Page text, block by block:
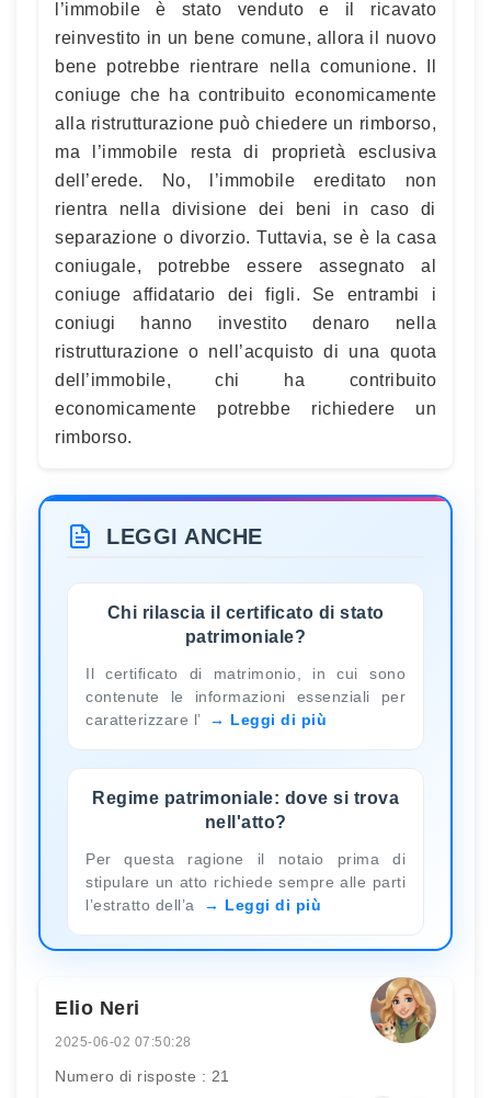
l’immobile è stato venduto e il ricavato
reinvestito in un bene comune, allora il nuovo
bene potrebbe rientrare nella comunione. Il
coniuge che ha contribuito economicamente
alla ristrutturazione può chiedere un rimborso,
ma l’immobile resta di proprietà esclusiva
dell’erede. No, l’immobile ereditato non
rientra nella divisione dei beni in caso di
separazione o divorzio. Tuttavia, se è la casa
coniugale, potrebbe essere assegnato al
coniuge affidatario dei figli. Se entrambi i
coniugi hanno investito denaro nella
ristrutturazione o nell’acquisto di una quota
dell’immobile, chi ha contribuito
economicamente potrebbe richiedere un
rimborso.
LEGGI ANCHE
Chi rilascia il certificato di stato
patrimoniale?
Il certificato di matrimonio, in cui sono
contenute le informazioni essenziali per
caratterizzare l’
Leggi di più
Regime patrimoniale: dove si trova
nell'atto?
Per questa ragione il notaio prima di
stipulare un atto richiede sempre alle parti
l’estratto dell’a
Leggi di più
Elio Neri
2025-06-02 07:50:28
Numero di risposte : 21